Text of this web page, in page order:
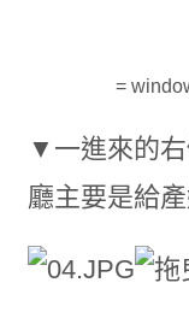
=
▼一進來的
廳主要是給